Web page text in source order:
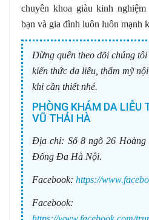
chuyên khoa giàu kinh
bạn và gia đình luôn luôn mạnh
Đừng quên theo dõi chúng tôi
kiến thức da liễu, thẩm mỹ
khi cần thiết nhé.
PHÒNG KHÁM DA LIỄU
VŨ THÁI HÀ
Địa chỉ: Số 8 ngõ 26
Đống Đa Hà Nội.
Facebook: https://
Facebook: